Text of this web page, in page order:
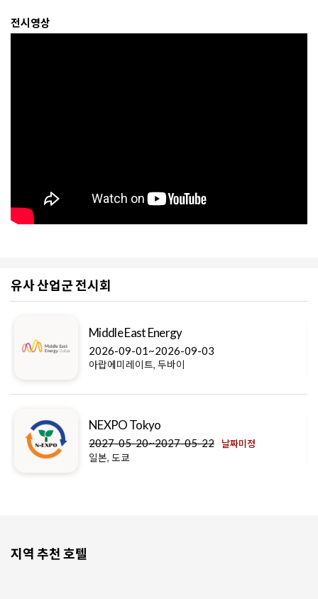
전시영상
유사 산업군 전시회
Middle East Energy
2026-09-01~2026-09-03
아랍에미레이트, 두바이
NEXPO Tokyo
2027-05-20~2027-05-22 날짜미정
일본, 도쿄
지역 추천 호텔